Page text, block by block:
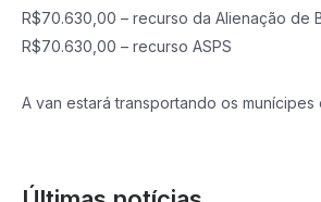
R$70.630,00 – recurso da Alienação de
R$70.630,00 – recurso ASPS
A van estará transportando os munícipes